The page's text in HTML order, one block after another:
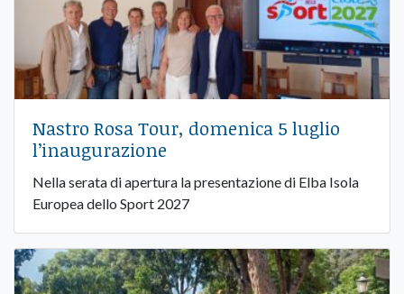
Nastro Rosa Tour, domenica 5 luglio
l’inaugurazione
Nella serata di apertura la presentazione di Elba Isola
Europea dello Sport 2027